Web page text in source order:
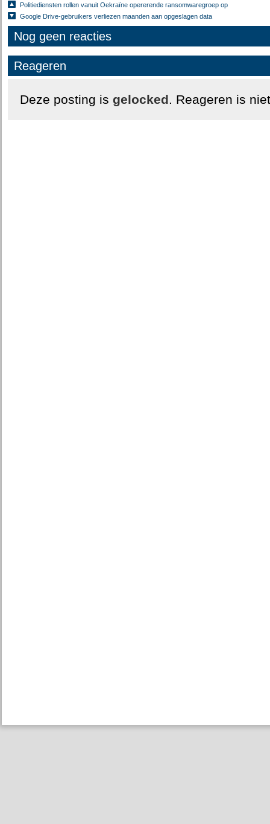
Politiediensten rollen vanuit Oekraïne opererende ransomwaregroep op
Google Drive-gebruikers verliezen maanden aan opgeslagen data
Nog geen reacties
Reageren
Deze posting is gelocked. Reageren is